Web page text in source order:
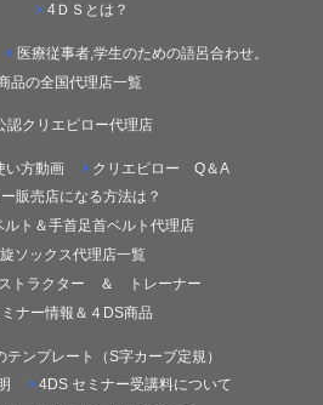
4ＤＳとは？
医療従事者,学生のための語呂合わせ。
品の全国代理店一覧
認クリエピロー代理店
い方動画
クリエピロー Q＆A
販売店になる方法は？
ト＆手首足首ベルト代理店
ソックス代理店一覧
ストラクター ＆ トレーナー
ミナー情報＆４DS商品
テンプレート（S字カーブ定規）
4DS セミナー受講料について